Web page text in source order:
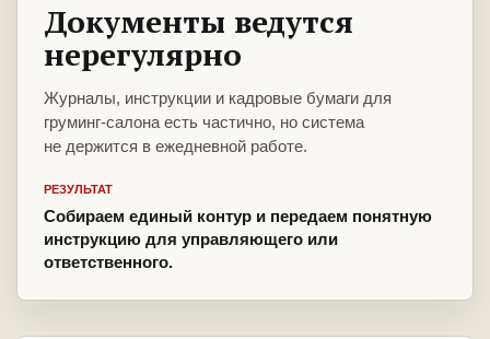
Документы ведутся
нерегулярно
Журналы, инструкции и кадровые бумаги для
груминг-салона есть частично, но система
не держится в ежедневной работе.
РЕЗУЛЬТАТ
Собираем единый контур и передаем понятную
инструкцию для управляющего или
ответственного.